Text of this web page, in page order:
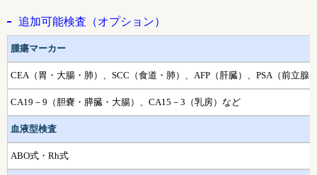
追加可能検査（オプション）
腫瘍マーカー
CEA（胃・大腸・肺）、SCC（食道・肺）、AFP（肝臓）、PSA（前立腺
CA19－9（胆嚢・膵臓・大腸）、CA15－3（乳房）など
血液型検査
ABO式・Rh式